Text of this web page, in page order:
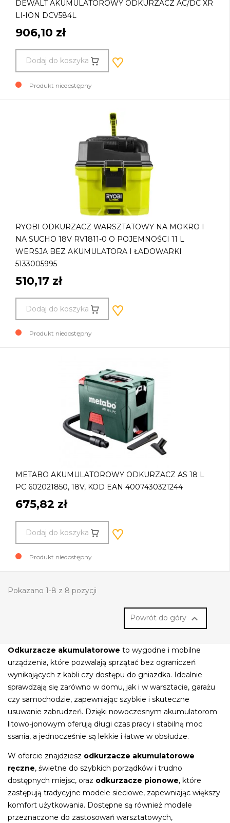
DEWALT AKUMULATOROWY ODKURZACZ AC/DC XR
LI-ION DCV584L
906,10 zł
Dodaj do koszyka
Produkt niedostępny
RYOBI ODKURZACZ WARSZTATOWY NA MOKRO I
NA SUCHO 18V RV1811-0 O POJEMNOŚCI 11 L
WERSJA BEZ AKUMULATORA I ŁADOWARKI
5133005995
510,17 zł
Dodaj do koszyka
Produkt niedostępny
METABO AKUMULATOROWY ODKURZACZ AS 18 L
PC 602021850, 18V, KOD EAN 4007430321244
675,82 zł
Dodaj do koszyka
Produkt niedostępny
Pokazano 1-8 z 8 pozycji
Powrót do góry 
Odkurzacze akumulatorowe to wygodne i mobilne
urządzenia, które pozwalają sprzątać bez ograniczeń
wynikających z kabli czy dostępu do gniazdka. Idealnie
sprawdzają się zarówno w domu, jak i w warsztacie, garażu
czy samochodzie, zapewniając szybkie i skuteczne
usuwanie zabrudzeń. Dzięki nowoczesnym akumulatorom
litowo-jonowym oferują długi czas pracy i stabilną moc
ssania, a jednocześnie są lekkie i łatwe w obsłudze.
W ofercie znajdziesz odkurzacze akumulatorowe
ręczne, świetne do szybkich porządków i trudno
dostępnych miejsc, oraz odkurzacze pionowe, które
zastępują tradycyjne modele sieciowe, zapewniając większy
komfort użytkowania. Dostępne są również modele
przeznaczone do zastosowań warsztatowych,